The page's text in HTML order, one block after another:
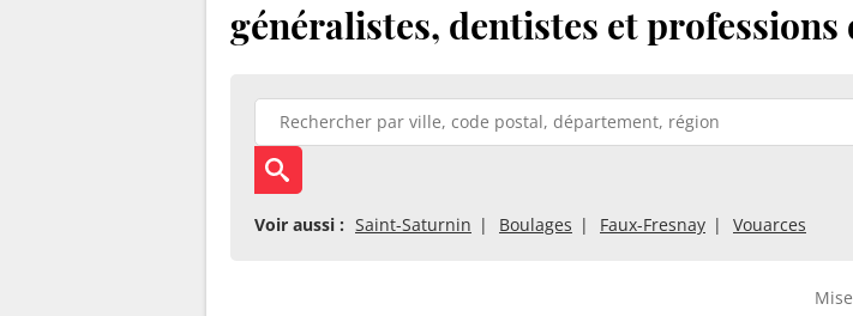
généralistes, dentistes et professions
Voir aussi : Saint-Saturnin Boulages Faux-Fresnay Vouarces